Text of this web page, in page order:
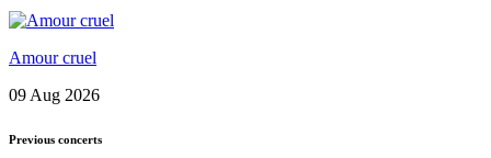
Amour cruel
09 Aug 2026
Previous concerts